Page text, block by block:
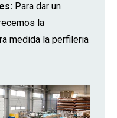
Para dar un
la
medida la perfileria